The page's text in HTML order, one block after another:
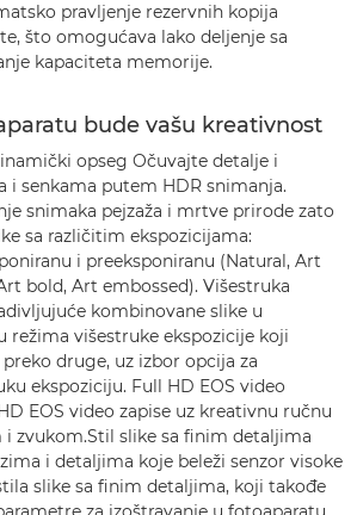
pravljenje rezervnih kopija
što omogućava lako deljenje sa
kapaciteta memorije.
bude vašu kreativnost
opseg Očuvajte detalje i
i senkama putem HDR snimanja.
snimaka pejzaža i mrtve prirode zato
sa različitim ekspozicijama:
i preeksponiranu (Natural, Art
bold, Art embossed). Višestruka
kombinovane slike u
režima višestruke ekspozicije koji
druge, uz izbor opcija za
ekspoziciju. Full HD EOS video
EOS video zapise uz kreativnu ručnu
zvukom.Stil slike sa finim detaljima
i detaljima koje beleži senzor visoke
slike sa finim detaljima, koji takođe